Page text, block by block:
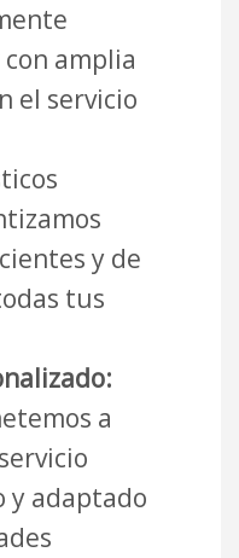
amplia
el servicio
y de
tus
a
y adaptado